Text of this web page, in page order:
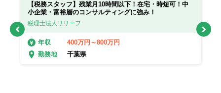
【税務スタッフ】残業月10時間以下！在宅・時短可！中
小企業・富裕層のコンサルティングに強み！
税理士法人リリーフ
年収
400万円～800万円
勤務地
千葉県